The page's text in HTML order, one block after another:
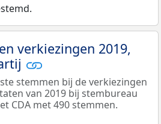
verkiezingen 2019,
stemmen bij de verkiezingen
van 2019 bij stembureau
CDA met 490 stemmen.